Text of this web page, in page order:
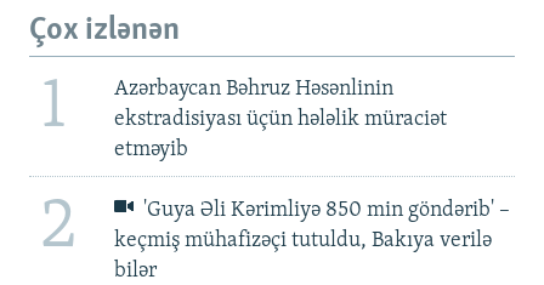
Çox izlənən
1
Azərbaycan Bəhruz Həsənlinin
ekstradisiyası üçün hələlik müraciət
etməyib
2
'Guya Əli Kərimliyə 850 min göndərib' –
keçmiş mühafizəçi tutuldu, Bakıya verilə
bilər